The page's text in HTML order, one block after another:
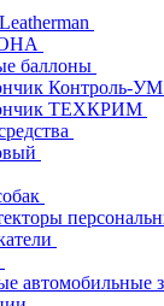
баллоны
Контроль-УМ
ТЕХКРИМ
автомобильные